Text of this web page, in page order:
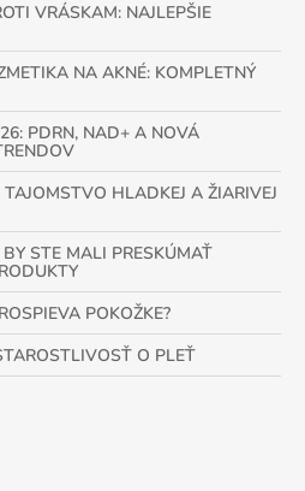
VRÁSKAM: NAJLEPŠIE
NA AKNÉ: KOMPLETNÝ
PDRN, NAD+ A NOVÁ
HLADKEJ A ŽIARIVEJ
STE MALI PRESKÚMAŤ
POKOŽKE?
O PLEŤ